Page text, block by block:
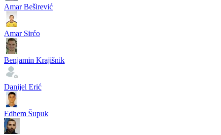
Amar Beširević
Amar Sirćo
Benjamin Krajišnik
Danijel Erić
Edhem Šupuk